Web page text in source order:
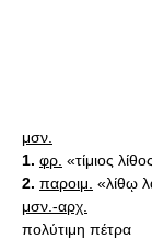
μσν.
1. φρ. «τίμιος
2. παροιμ. «λίθῳ
μσν.-αρχ.
πολύτιμη πέτρα